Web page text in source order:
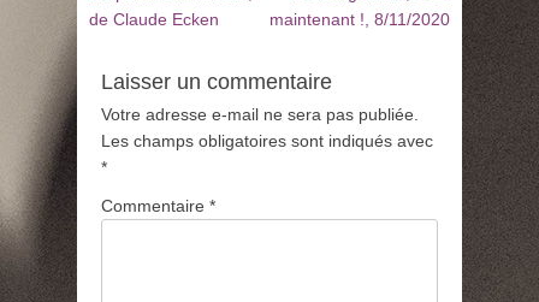
l’article
:
de Claude Ecken
:
maintenant !, 8/11/2020
Laisser un commentaire
Votre adresse e-mail ne sera pas publiée.
Les champs obligatoires sont indiqués avec
*
Commentaire *